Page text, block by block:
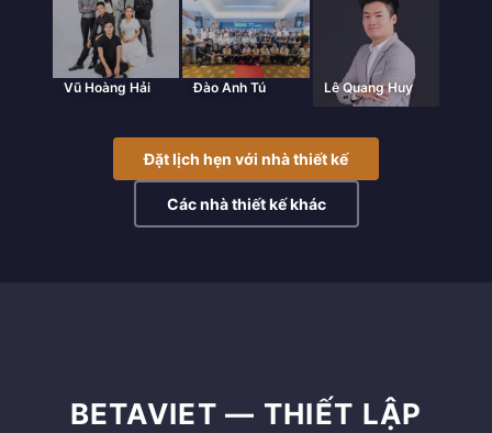
Vũ Hoàng Hải Đào Anh Tú Lê Quang Huy
Đặt lịch hẹn với nhà thiết kế
Các nhà thiết kế khác
BETAVIET — THIẾT LẬP